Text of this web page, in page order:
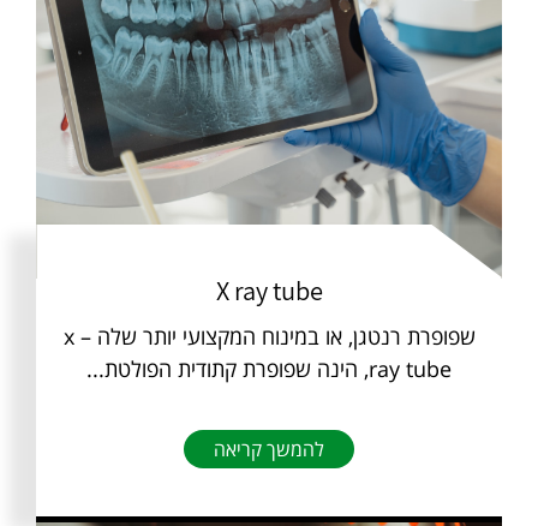
X ray tube
שפופרת רנטגן, או במינוח המקצועי יותר שלה – x
ray tube, הינה שפופרת קתודית הפולטת...
להמשך קריאה